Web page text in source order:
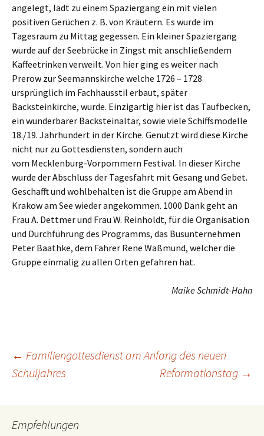
angelegt, lädt zu einem Spaziergang ein mit vielen
positiven Gerüchen z. B. von Kräutern. Es wurde im
Tagesraum zu Mittag gegessen. Ein kleiner Spaziergang
wurde auf der Seebrücke in Zingst mit anschließendem
Kaffeetrinken verweilt. Von hier ging es weiter nach
Prerow zur Seemannskirche welche 1726 – 1728
ursprünglich im Fachhausstil erbaut, später
Backsteinkirche, wurde. Einzigartig hier ist das Taufbecken,
ein wunderbarer Backsteinaltar, sowie viele Schiffsmodelle
18./19. Jahrhundert in der Kirche. Genutzt wird diese Kirche
nicht nur zu Gottesdiensten, sondern auch
vom Mecklenburg-Vorpommern Festival. In dieser Kirche
wurde der Abschluss der Tagesfahrt mit Gesang und Gebet.
Geschafft und wohlbehalten ist die Gruppe am Abend in
Krakow am See wieder angekommen. 1000 Dank geht an
Frau A. Dettmer und Frau W. Reinholdt, für die Organisation
und Durchführung des Programms, das Busunternehmen
Peter Baathke, dem Fahrer Rene Waßmund, welcher die
Gruppe einmalig zu allen Orten gefahren hat.
Maike Schmidt-Hahn
Beitragsnavigation
← Familiengottesdienst am Anfang des neuen
Schuljahres
Reformationstag →
Empfehlungen